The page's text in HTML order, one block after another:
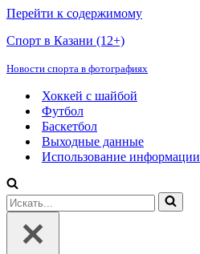
Перейти к содержимому
Спорт в Казани (12+)
Новости спорта в фотографиях
Хоккей с шайбой
Футбол
Баскетбол
Выходные данные
Использование информации
Искать...